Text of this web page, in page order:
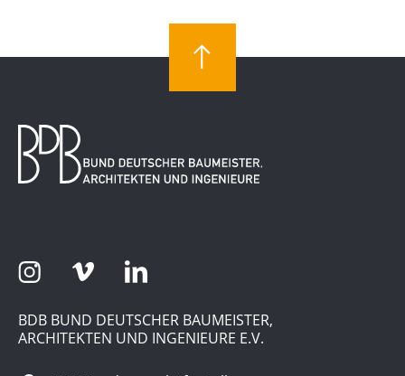
BDB BUND DEUTSCHER BAUMEISTER,
ARCHITEKTEN UND INGENIEURE E.V.